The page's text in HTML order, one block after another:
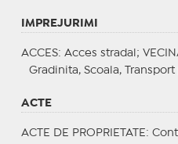
IMPREJURIMI
ACCES: Acces stradal;
Gradinita, Scoala,
ACTE
ACTE DE PROPRIETATE :